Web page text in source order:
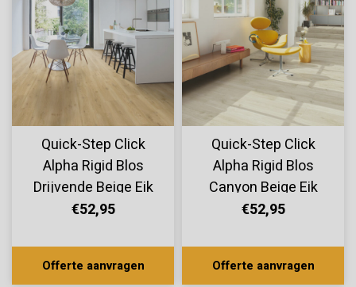
Quick-Step Click
Alpha Rigid Blos
Drijvende Beige Eik
AVSPU40018
€52,95
Offerte aanvragen
Quick-Step Click
Alpha Rigid Blos
Canyon Beige Eik
AVSPU40038
€52,95
Offerte aanvragen